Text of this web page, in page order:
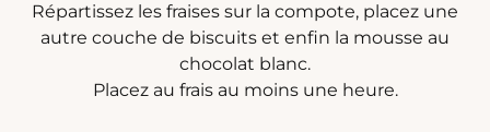
Répartissez les fraises sur la compote, placez une
autre couche de biscuits et enfin la mousse au
chocolat blanc.
Placez au frais au moins une heure.